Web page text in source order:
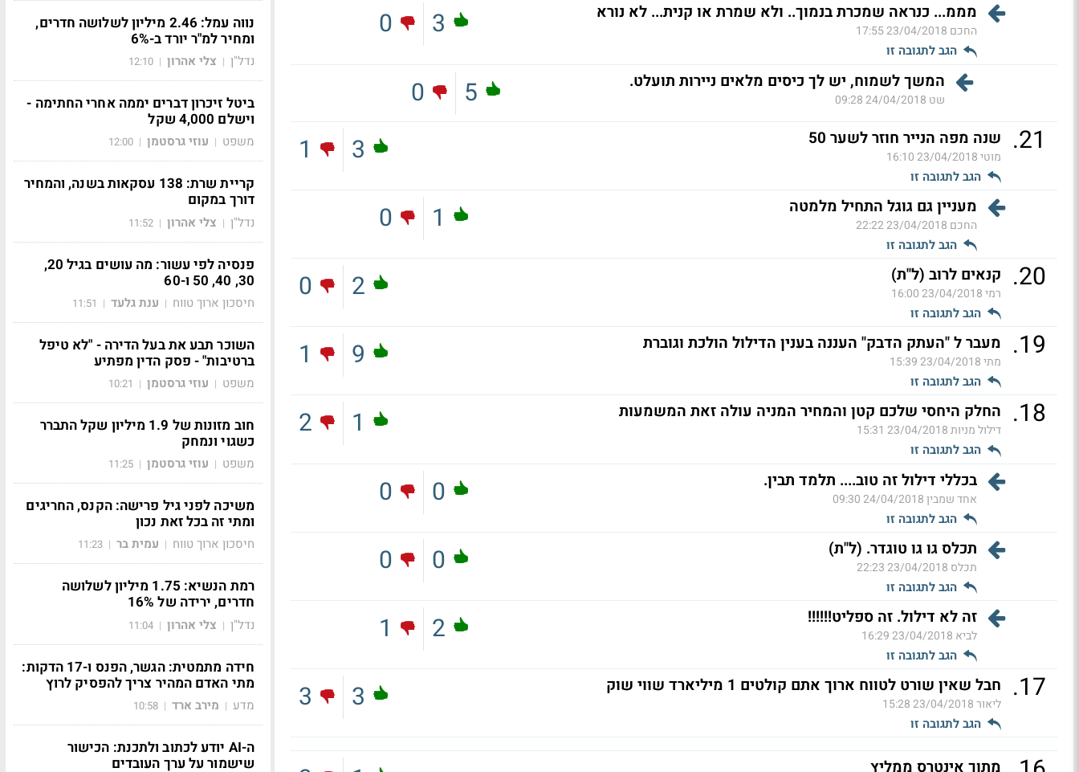
מממ... כנראה שמכרת בנמוך.. ולא שמרת או קנית... לא נורא
החכם 23/04/2018 17:55
הגב לתגובה זו
3
0
המשך לשמוח, יש לך כיסים מלאים ניירות תועלט.
שט 24/04/2018 09:28
5
0
21
. שנה מפה הנייר חוזר לשער 50
מוטי23/04/2018 16:10
הגב לתגובה זו
3
1
מעניין גם גוגל התחיל מלמטה
החכם 23/04/2018 22:22
הגב לתגובה זו
1
0
20
. קנאים לרוב (ל"ת)
רמי23/04/2018 16:00
הגב לתגובה זו
2
0
19
. מעבר ל "העתק הדבק" העננה בענין הדילול הולכת וגוברת
מתי23/04/2018 15:39
הגב לתגובה זו
9
1
18
. החלק היחסי שלכם קטן והמחיר המניה עולה זאת המשמעות
דילול מניות23/04/2018 15:31
הגב לתגובה זו
1
2
בכללי דילול זה טוב.... תלמד תבין.
אחד שמבין24/04/2018 09:30
הגב לתגובה זו
0
0
תכלס גו גו טוגדר. (ל"ת)
תכלס 23/04/2018 22:23
הגב לתגובה זו
0
0
זה לא דילול. זה ספליט!!!!!!
לביא 23/04/2018 16:29
הגב לתגובה זו
2
1
17
. חבל שאין שורט לטווח ארוך אתם קולטים 1 מיליארד שווי שוק
ליאור23/04/2018 15:28
הגב לתגובה זו
3
3
מתוך אינטרס ממליץ
נווה עמל: 2.46 מיליון לשלושה חדרים,
ומחיר למ"ר יורד ב-6%
נדל"ן | צלי אהרון |
12:10
ביטל זיכרון דברים יממה אחרי החתימה -
וישלם 4,000 שקל
משפט | עוזי גרסטמן |
12:00
קריית שרת: 138 עסקאות בשנה, והמחיר
דורך במקום
נדל"ן | צלי אהרון |
11:52
פנסיה לפי עשור: מה עושים בגיל 20,
30, 40, 50 ו-60
חיסכון ארוך טווח | ענת גלעד |
11:51
השוכר תבע את בעל הדירה - "לא טיפל
ברטיבות" - פסק הדין מפתיע
משפט | עוזי גרסטמן |
10:21
חוב מזונות של 1.9 מיליון שקל התברר
כשגוי ונמחק
משפט | עוזי גרסטמן |
11:25
משיכה לפני גיל פרישה: הקנס, החריגים
ומתי זה בכל זאת נכון
חיסכון ארוך טווח | עמית בר |
11:23
רמת הנשיא: 1.75 מיליון לשלושה
חדרים, ירידה של 16%
נדל"ן | צלי אהרון |
11:04
חידה מתמטית: הגשר, הפנס ו-17 הדקות:
מתי האדם המהיר צריך להפסיק לרוץ
מדע | מירב ארד |
10:58
ה-AI יודע לכתוב ולתכנת: הכישור
שישמור על ערך העובדים